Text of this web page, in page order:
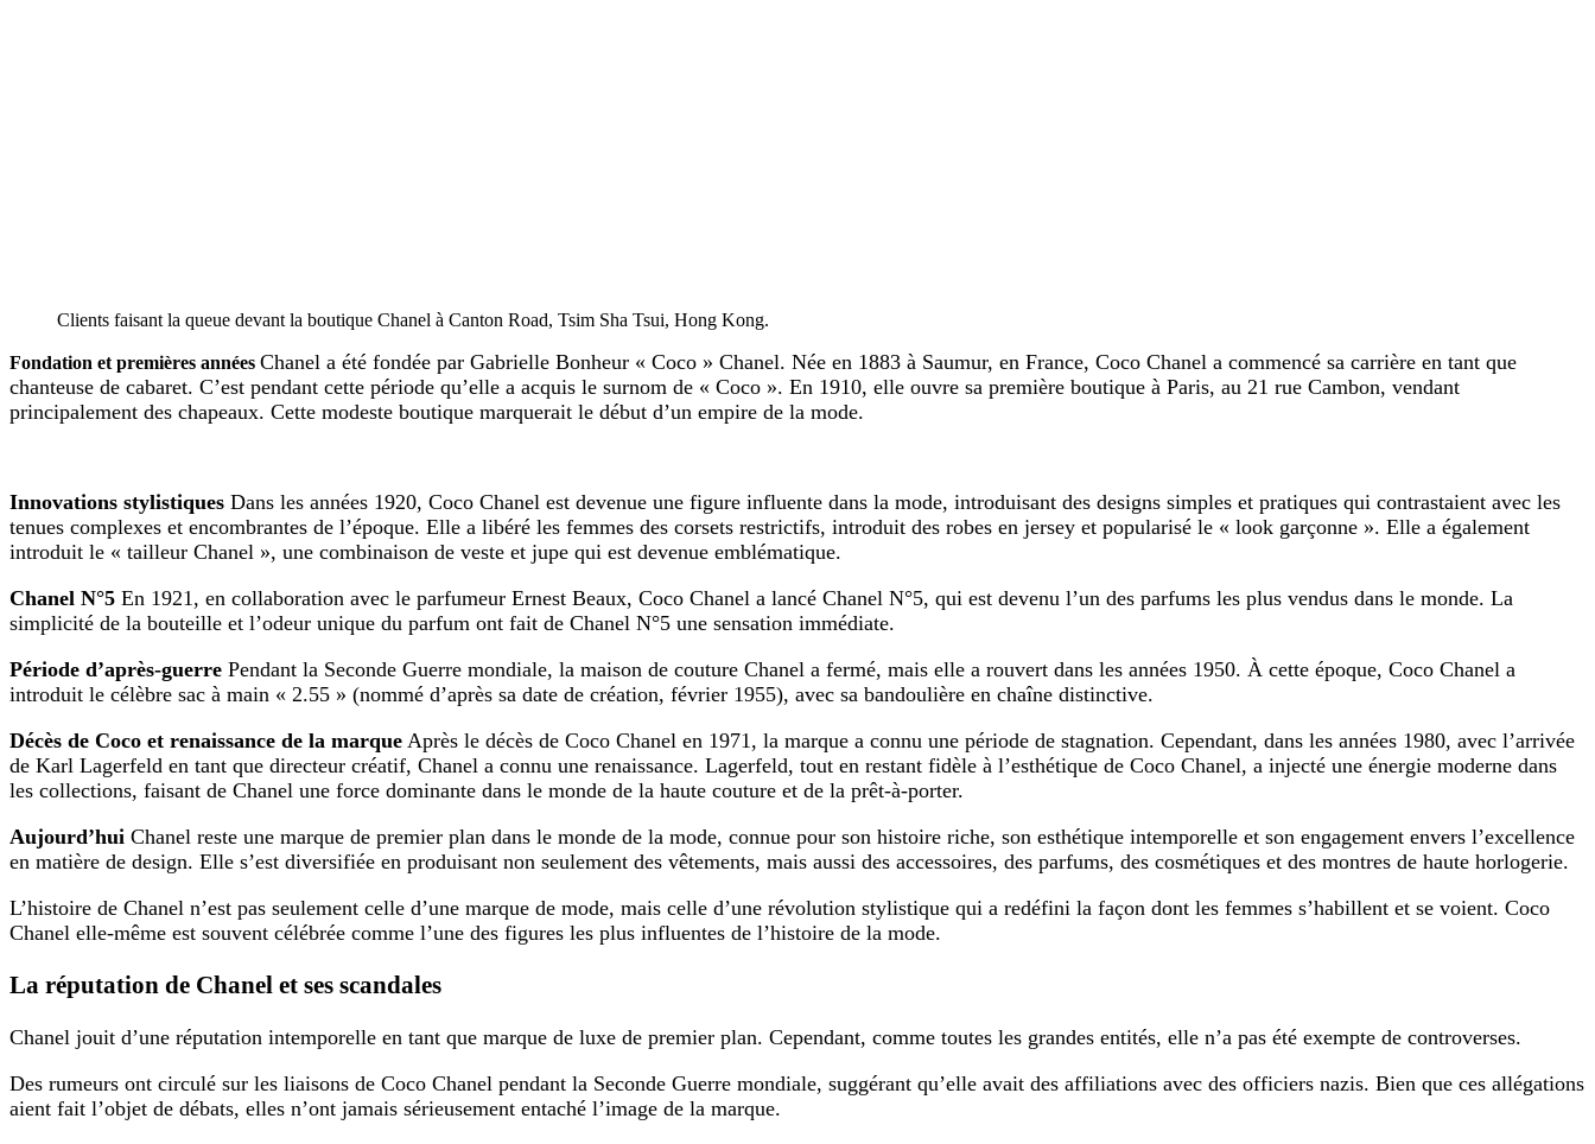
Clients faisant la queue devant la boutique Chanel à Canton Road, Tsim Sha Tsui, Hong Kong.
Fondation et premières années Chanel a été fondée par Gabrielle Bonheur « Coco » Chanel. Née en 1883 à Saumur, en France, Coco Chanel a commencé sa carrière en tant que
chanteuse de cabaret. C’est pendant cette période qu’elle a acquis le surnom de « Coco ». En 1910, elle ouvre sa première boutique à Paris, au 21 rue Cambon, vendant
principalement des chapeaux. Cette modeste boutique marquerait le début d’un empire de la mode.
Innovations stylistiques Dans les années 1920, Coco Chanel est devenue une figure influente dans la mode, introduisant des designs simples et pratiques qui contrastaient avec les
tenues complexes et encombrantes de l’époque. Elle a libéré les femmes des corsets restrictifs, introduit des robes en jersey et popularisé le « look garçonne ». Elle a également
introduit le « tailleur Chanel », une combinaison de veste et jupe qui est devenue emblématique.
Chanel N°5 En 1921, en collaboration avec le parfumeur Ernest Beaux, Coco Chanel a lancé Chanel N°5, qui est devenu l’un des parfums les plus vendus dans le monde. La
simplicité de la bouteille et l’odeur unique du parfum ont fait de Chanel N°5 une sensation immédiate.
Période d’après-guerre Pendant la Seconde Guerre mondiale, la maison de couture Chanel a fermé, mais elle a rouvert dans les années 1950. À cette époque, Coco Chanel a
introduit le célèbre sac à main « 2.55 » (nommé d’après sa date de création, février 1955), avec sa bandoulière en chaîne distinctive.
Décès de Coco et renaissance de la marque Après le décès de Coco Chanel en 1971, la marque a connu une période de stagnation. Cependant, dans les années 1980, avec l’arrivée
de Karl Lagerfeld en tant que directeur créatif, Chanel a connu une renaissance. Lagerfeld, tout en restant fidèle à l’esthétique de Coco Chanel, a injecté une énergie moderne dans
les collections, faisant de Chanel une force dominante dans le monde de la haute couture et de la prêt-à-porter.
Aujourd’hui Chanel reste une marque de premier plan dans le monde de la mode, connue pour son histoire riche, son esthétique intemporelle et son engagement envers l’excellence
en matière de design. Elle s’est diversifiée en produisant non seulement des vêtements, mais aussi des accessoires, des parfums, des cosmétiques et des montres de haute horlogerie.
L’histoire de Chanel n’est pas seulement celle d’une marque de mode, mais celle d’une révolution stylistique qui a redéfini la façon dont les femmes s’habillent et se voient. Coco
Chanel elle-même est souvent célébrée comme l’une des figures les plus influentes de l’histoire de la mode.
La réputation de Chanel et ses scandales
Chanel jouit d’une réputation intemporelle en tant que marque de luxe de premier plan. Cependant, comme toutes les grandes entités, elle n’a pas été exempte de controverses.
Des rumeurs ont circulé sur les liaisons de Coco Chanel pendant la Seconde Guerre mondiale, suggérant qu’elle avait des affiliations avec des officiers nazis. Bien que ces allégations
aient fait l’objet de débats, elles n’ont jamais sérieusement entaché l’image de la marque.